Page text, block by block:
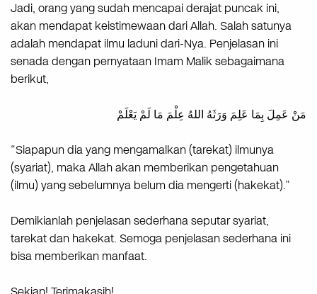
Jadi, orang yang sudah mencapai derajat puncak ini,
akan mendapat keistimewaan dari Allah. Salah satunya
adalah mendapat ilmu laduni dari-Nya. Penjelasan ini
senada dengan pernyataan Imam Malik sebagaimana
berikut,
مَنْ عَمِلَ بِمَا عَلِمَ وَرَثَهُ اللهُ عِلْمَ مَا لَمْ يَعْلَمْ
“Siapapun dia yang mengamalkan (tarekat) ilmunya
(syariat), maka Allah akan memberikan pengetahuan
(ilmu) yang sebelumnya belum dia mengerti (hakekat).”
Demikianlah penjelasan sederhana seputar syariat,
tarekat dan hakekat. Semoga penjelasan sederhana ini
bisa memberikan manfaat.